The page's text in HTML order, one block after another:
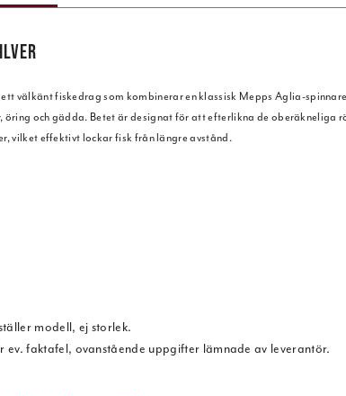
välkänt fiskedrag som kombinerar en klassisk Mepps Aglia-
och gädda. Betet är designat för att efterlikna de oberäkneliga
vilket effektivt lockar fisk från längre avstånd.
modell, ej storlek.
ev. faktafel, ovanstående uppgifter lämnade av leverantör.